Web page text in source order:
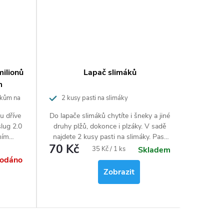
na
dříve
2.0
které
Lapač slimáků
2 kusy pasti na slimáky
Do lapače slimáků chytíte i šneky a jiné
druhy plžů, dokonce i plzáky. V sadě
najdete 2 kusy pasti na slimáky. Past
se snadno aplikuje a i manipulace s ní
70 Kč
Měrná
cena:
35 Kč / 1 ks
Skladem
Zobrazit